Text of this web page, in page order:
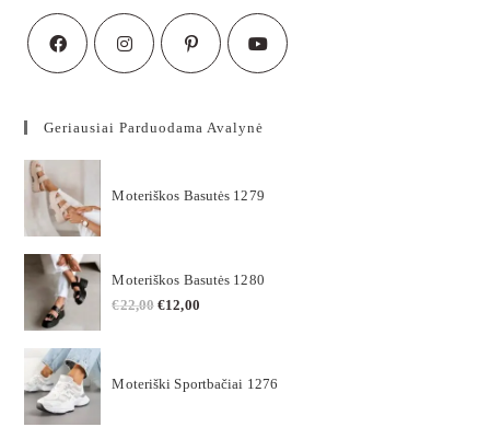
Geriausiai Parduodama Avalynė
Moteriškos Basutės 1279
Moteriškos Basutės 1280
€22,00 €12,00
Moteriški Sportbačiai 1276